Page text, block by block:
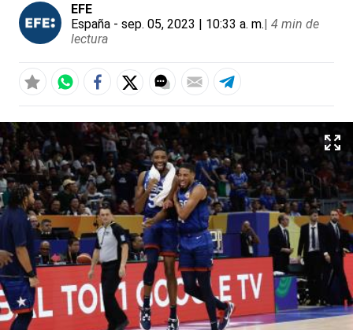
EFE
España - sep. 05, 2023 | 10:33 a. m.| 4 min de
lectura